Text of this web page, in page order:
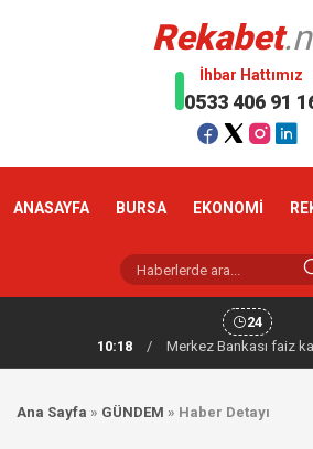
Rekabet
İhbar Hattımız
0533 406 91
ANASAYFA BURSA EKONOMİ
24
10:18
/ Merkez Bankası faiz
Ana Sayfa » GÜNDEM » Haber Detayı